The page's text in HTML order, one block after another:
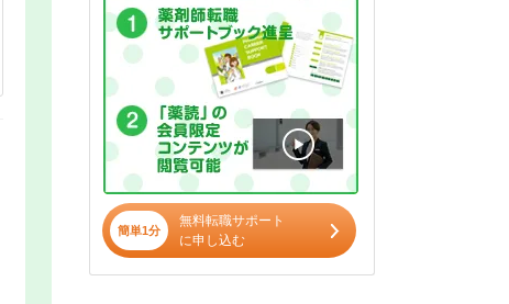
簡単1分
無料転職サポート
に申し込む